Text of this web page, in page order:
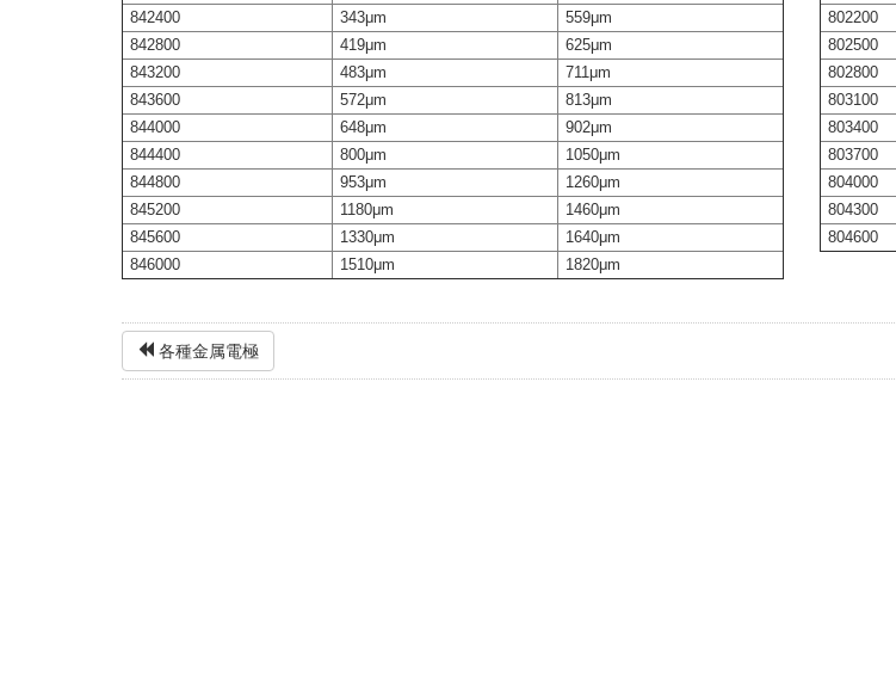
842400
343μm
559μm
842800
419μm
625μm
843200
483μm
711μm
843600
572μm
813μm
844000
648μm
902μm
844400
800μm
1050μm
844800
953μm
1260μm
845200
1180μm
1460μm
845600
1330μm
1640μm
846000
1510μm 1820μm
802200
802500
802800
803100
803400
803700
804000
804300
804600
各種金属電極